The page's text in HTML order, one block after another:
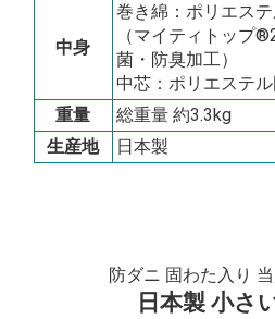
中身
巻き綿：ポリエス
（マイティトップ
菌・防臭加工）
中芯：ポリエステ
重量
総重量 約3.3kg
生産地
日本製
防ダニ 固わた入り
日本製 小さ